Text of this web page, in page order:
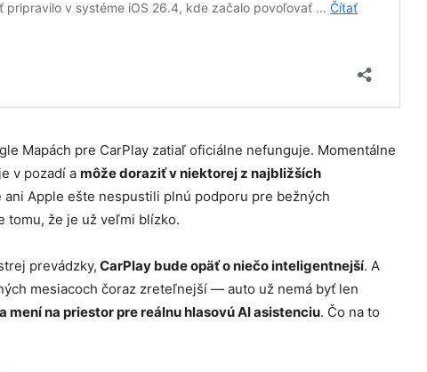
Mapách pre CarPlay zatiaľ oficiálne nefunguje. Momentálne
v pozadí a môže doraziť v niektorej z najbližších
ani Apple ešte nespustili plnú podporu pre bežných
tomu, že je už veľmi blízko.
prevádzky, CarPlay bude opäť o niečo inteligentnejší. A
mesiacoch čoraz zreteľnejší — auto už nemá byť len
mení na priestor pre reálnu hlasovú AI asistenciu. Čo na to